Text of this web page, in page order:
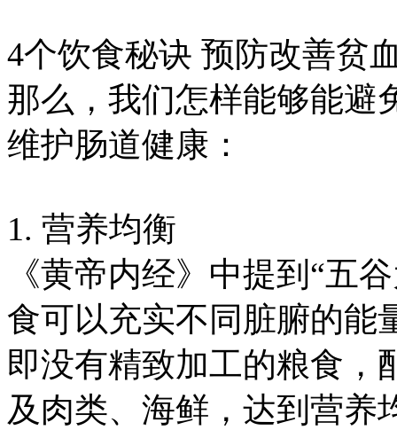
4个饮食秘诀 预防改善贫
那么，我们怎样能够能避
维护肠道健康：
1. 营养均衡
《黄帝内经》中提到“五
食可以充实不同脏腑的能
即没有精致加工的粮食，
及肉类、海鲜，达到营养